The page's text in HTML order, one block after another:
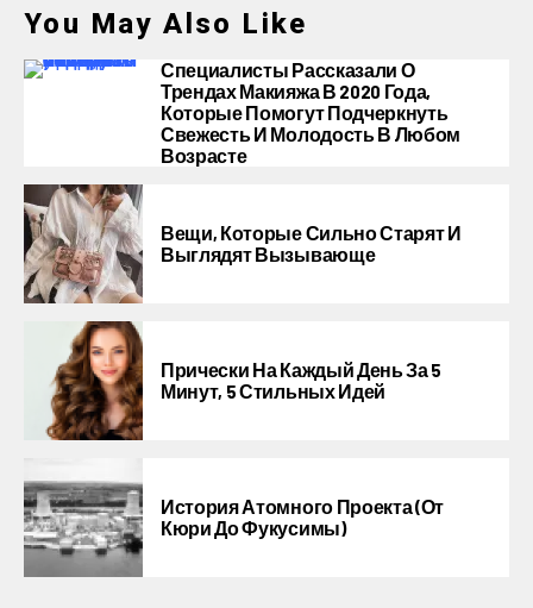
You May Also Like
Специалисты Рассказали О
Трендах Макияжа В 2020 Года,
Которые Помогут Подчеркнуть
Свежесть И Молодость В Любом
Возрасте
Вещи, Которые Сильно Старят И
Выглядят Вызывающе
Прически На Каждый День За 5
Минут, 5 Стильных Идей
История Атомного Проекта (от
Кюри До Фукусимы)